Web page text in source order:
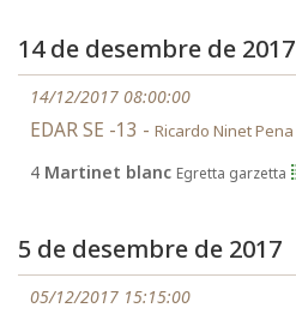
14 de desembre de 2017
14/12/2017 08:00:00
EDAR SE -13 - Ricardo Ninet Pena
4 Martinet blanc Egretta garzetta
5 de desembre de 2017
05/12/2017 15:15:00